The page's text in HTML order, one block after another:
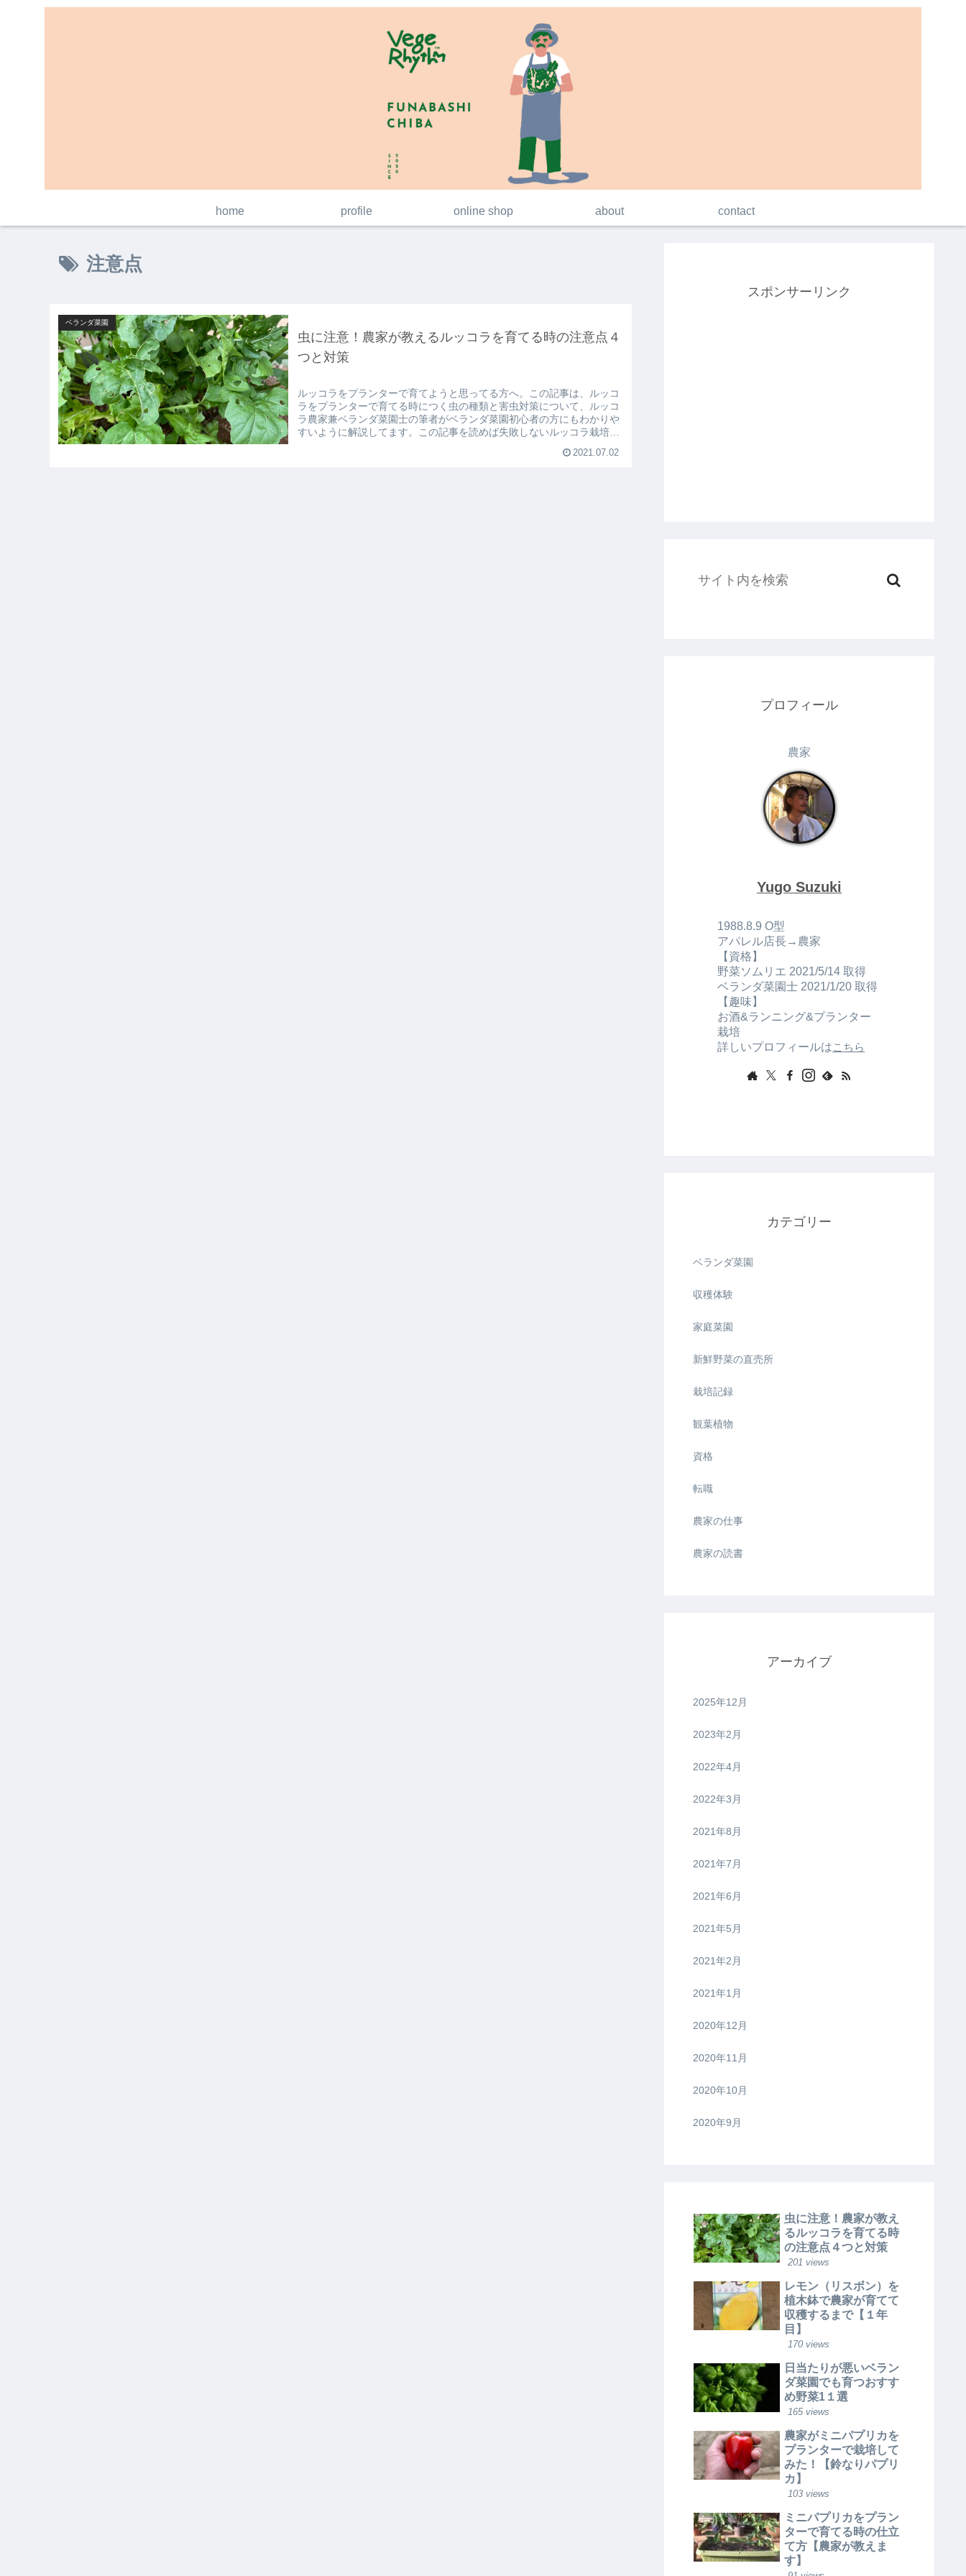
home profile online shop about contact
注意点
ベランダ菜園
虫に注意！農家が教えるルッコラを育てる時の注意点４
つと対策
ルッコラをプランターで育てようと思ってる方へ。この記事は、ルッコ
ラをプランターで育てる時につく虫の種類と害虫対策について、ルッコ
ラ農家兼ベランダ菜園士の筆者がベランダ菜園初心者の方にもわかりや
すいように解説してます。この記事を読めば失敗しないルッコラ栽培が
2021.07.02
スポンサーリンク
プロフィール
農家
Yugo Suzuki
1988.8.9 O型
アパレル店長→農家
【資格】
野菜ソムリエ 2021/5/14 取得
ベランダ菜園士 2021/1/20 取得
【趣味】
お酒&ランニング&プランター
栽培
詳しいプロフィールはこちら
カテゴリー
ベランダ菜園
収穫体験
家庭菜園
新鮮野菜の直売所
栽培記録
観葉植物
資格
転職
農家の仕事
農家の読書
アーカイブ
2025年12月
2023年2月
2022年4月
2022年3月
2021年8月
2021年7月
2021年6月
2021年5月
2021年2月
2021年1月
2020年12月
2020年11月
2020年10月
2020年9月
虫に注意！農家が教え
るルッコラを育てる時
の注意点４つと対策
201 views
レモン（リスボン）を
植木鉢で農家が育てて
収穫するまで【１年
目】
170 views
日当たりが悪いベラン
ダ菜園でも育つおすす
め野菜1１選
165 views
農家がミニパプリカを
プランターで栽培して
みた！【鈴なりパプリ
カ】
103 views
ミニパプリカをプラン
ターで育てる時の仕立
て方【農家が教えま
す】